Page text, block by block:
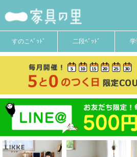
すのこﾍﾞｯﾄﾞ 二段ﾍﾞｯﾄﾞ 学